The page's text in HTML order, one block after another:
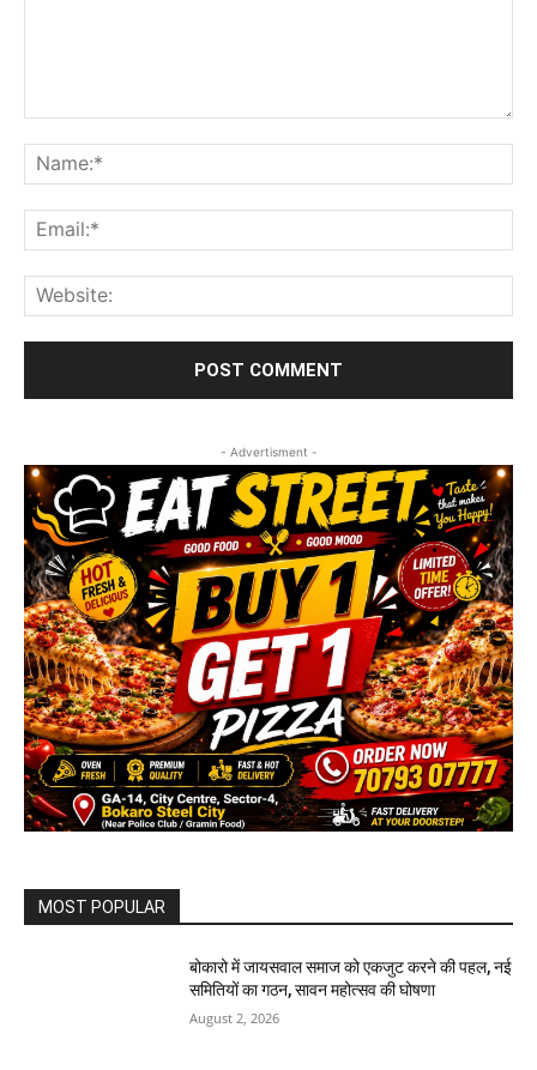
- Advertisment -
MOST POPULAR
बोकारो में जायसवाल समाज को एकजुट करने की पहल, नई
समितियों का गठन, सावन महोत्सव की घोषणा
August 2, 2026